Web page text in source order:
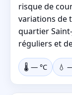
risque de
variations de
quartier
réguliers et
🌡️ — °C 💧